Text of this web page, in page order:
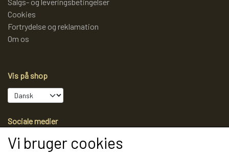
Cookies
Fortrydelse og reklamation
Om os
Vis på shop
Sociale medier
Vi bruger cookies